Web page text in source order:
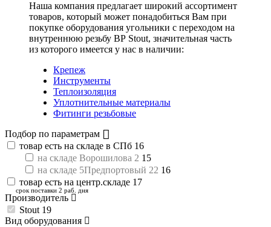
Наша компания предлагает широкий ассортимент
товаров, который может понадобиться Вам при
покупке оборудования угольники с переходом на
внутреннюю резьбу ВР Stout, значительная часть
из которого имеется у нас в наличии:
Крепеж
Инструменты
Теплоизоляция
Уплотнительные материалы
Фитинги резьбовые
Подбор по параметрам
товар есть на складе в СПб 16
на складе Ворошилова 2 15
на складе 5Предпортовый 22 16
товар есть на центр.складе 17
срок поставки 2 раб. дня
Производитель
Stout 19
Вид оборудования